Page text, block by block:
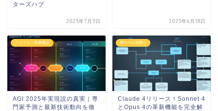
ターズハブ
2025年7月3日 2025年6月18日
ニュース・時事解説
AGI 2025年実現説の真実｜専
門家予測と最新技術動向を徹
AIツール深掘り
Claude 4リリース！Sonnet 4
とOpus 4の革新機能を完全解